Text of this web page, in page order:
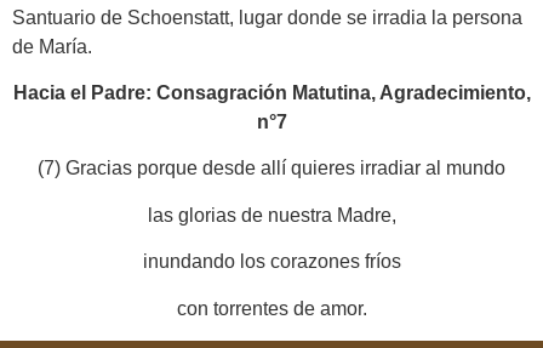
Santuario de Schoenstatt, lugar donde se irradia la persona
de María.
Hacia el Padre: Consagración Matutina, Agradecimiento,
n°7
(7) Gracias porque desde allí quieres irradiar al mundo
las glorias de nuestra Madre,
inundando los corazones fríos
con torrentes de amor.